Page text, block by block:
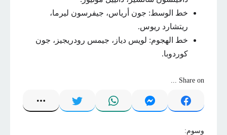
خط الوسط: جون أرياس، جيفرسون ليرما،
ريتشارد ريوس.
خط الهجوم: لويس دياز، جيمس رودريجيز، جون
كوردوبا.
Share on ...
وسوم: